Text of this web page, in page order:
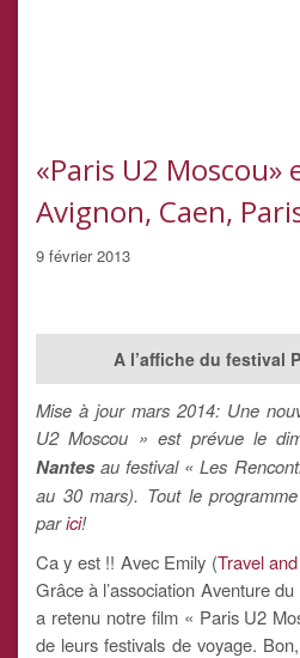
«Paris U2 Moscou»
Avignon, Caen,
9 février 2013
A l’affiche du festival
Mise à jour mars 2014: Une
U2 Moscou » est prévue le
Nantes au festival « Les
au 30 mars). Tout le
parici!
Ca y est !! Avec Emily (Travel
Grâce à l’association Aventure
a retenu notre film « Paris U2
de leurs festivals de voyage.